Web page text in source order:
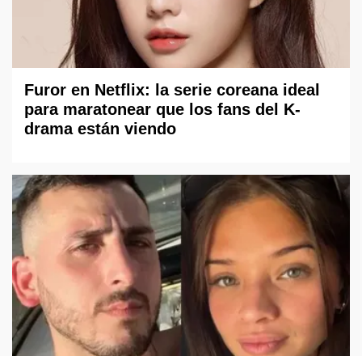
Furor en Netflix: la serie coreana ideal
para maratonear que los fans del K-
drama están viendo